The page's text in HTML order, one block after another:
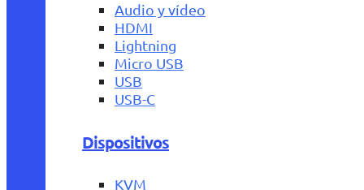
Audio y vídeo
HDMI
Lightning
Micro USB
USB
USB-C
Dispositivos
KVM